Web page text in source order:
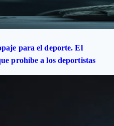
para el deporte. El
prohíbe a los deportistas